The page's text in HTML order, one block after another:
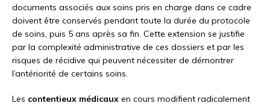
documents associés aux soins pris en charge dans ce cadre
doivent être conservés pendant toute la durée du protocole
de soins, puis 5 ans après sa fin. Cette extension se justifie
par la complexité administrative de ces dossiers et par les
risques de récidive qui peuvent nécessiter de démontrer
l’antériorité de certains soins.
Les contentieux médicaux en cours modifient radicalement